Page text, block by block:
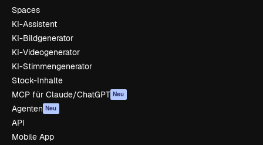
Spaces
KI-Assistent
KI-Bildgenerator
KI-Videogenerator
KI-Stimmengenerator
Stock-Inhalte
MCP für Claude/ChatGPT Neu
Agenten Neu
API
Mobile App